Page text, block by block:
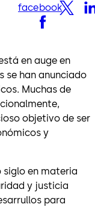
facebook
en auge en
se han anunciado
Muchas de
objetivo de ser
y
siglo en materia
y justicia
para